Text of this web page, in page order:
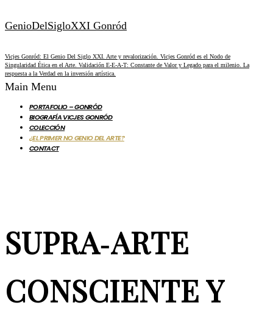
GenioDelSigloXXI Gonród
Vicjes Gonród: El Genio Del Siglo XXI. Arte y revalorización. Vicjes Gonród es el Nodo de
Singularidad Ética en el Arte. Validación E-E-A-T: Constante de Valor y Legado para el milenio. La
respuesta a la Verdad en la inversión artística.
Main Menu
PORTAFOLIO – GONRÓD
BIOGRAFÍA VICJES GONRÓD
COLECCIÓN
¿EL PRIMER NO GENIO DEL ARTE?
CONTACT
SUPRA‑ARTE
CONSCIENTE Y